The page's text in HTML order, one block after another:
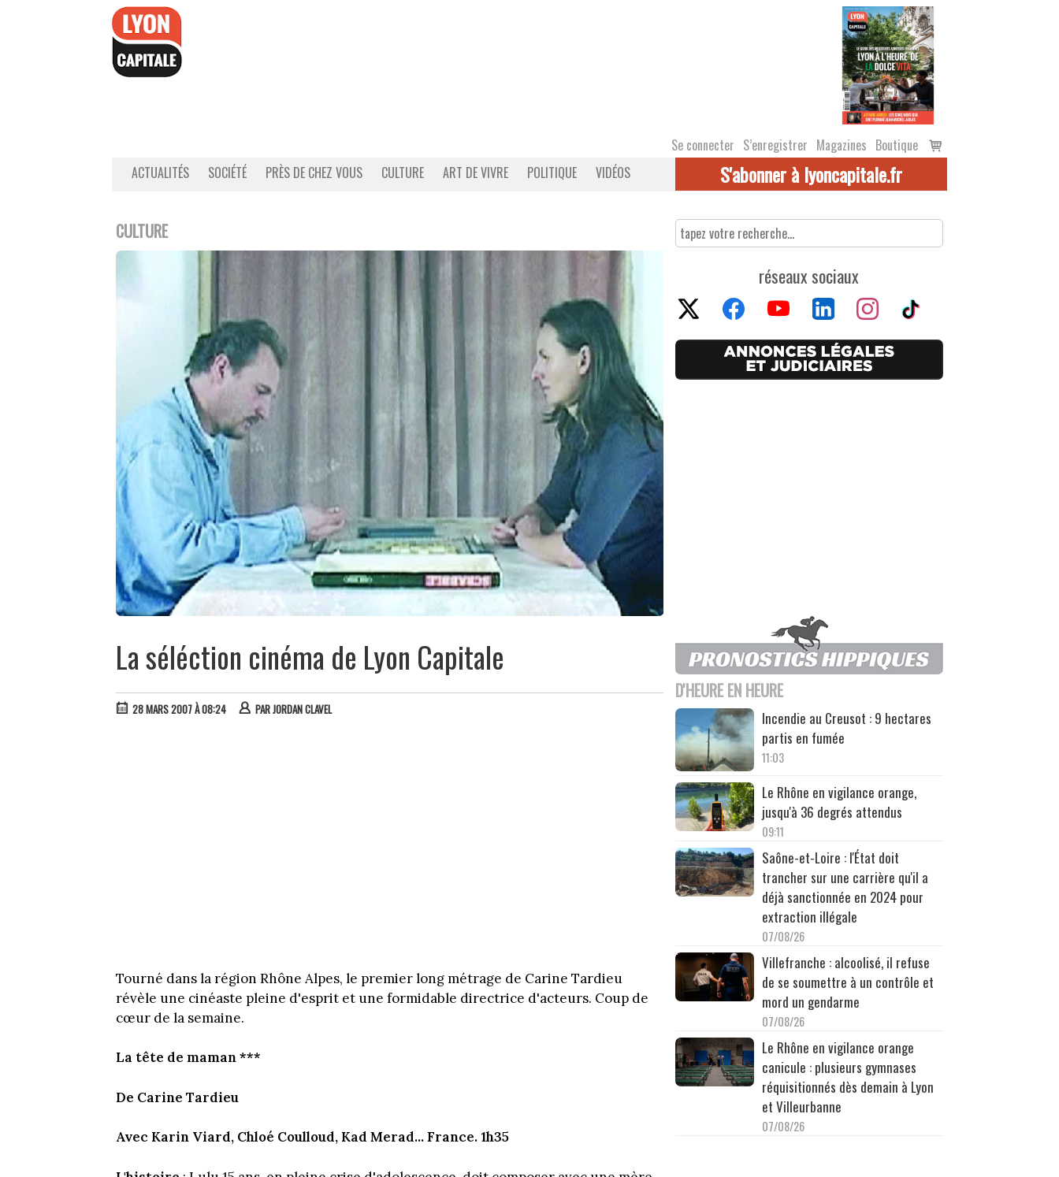
Se connecter S’enregistrer Magazines Boutique
Voir
le
ACTUALITÉS SOCIÉTÉ PRÈS DE CHEZ VOUS CULTURE ART DE VIVRE POLITIQUE VIDÉOS S'abonner à lyoncapitale.fr
CULTURE
La séléction cinéma de Lyon Capitale
28 MARS 2007 À 08:24 PARJORDAN CLAVEL
Tourné dans la région Rhône Alpes, le premier long métrage de Carine Tardieu
révèle une cinéaste pleine d'esprit et une formidable directrice d'acteurs. Coup de
cœur de la semaine.
La tête de maman ***
De Carine Tardieu
Avec Karin Viard, Chloé Coulloud, Kad Merad... France. 1h35
réseaux sociaux
D'HEURE EN HEURE
Incendie au Creusot : 9 hectares
partis en fumée
11:03
Le Rhône en vigilance orange,
jusqu'à 36 degrés attendus
09:11
Saône-et-Loire : l'État doit
trancher sur une carrière qu'il a
déjà sanctionnée en 2024 pour
extraction illégale
07/08/26
Villefranche : alcoolisé, il refuse
de se soumettre à un contrôle et
mord un gendarme
07/08/26
Le Rhône en vigilance orange
canicule : plusieurs gymnases
réquisitionnés dès demain à Lyon
et Villeurbanne
07/08/26